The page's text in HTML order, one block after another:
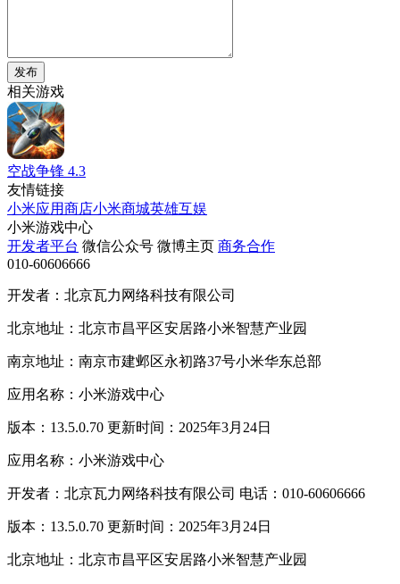
发布
相关游戏
空战争锋 4.3
友情链接
小米应用商店小米商城英雄互娱
小米游戏中心
开发者平台 微信公众号 微博主页 商务合作
010-60606666
开发者：北京瓦力网络科技有限公司
北京地址：北京市昌平区安居路小米智慧产业园
南京地址：南京市建邺区永初路37号小米华东总部
应用名称：小米游戏中心
版本：13.5.0.70 更新时间：2025年3月24日
应用名称：小米游戏中心
开发者：北京瓦力网络科技有限公司 电话：010-60606666
版本：13.5.0.70 更新时间：2025年3月24日
北京地址：北京市昌平区安居路小米智慧产业园